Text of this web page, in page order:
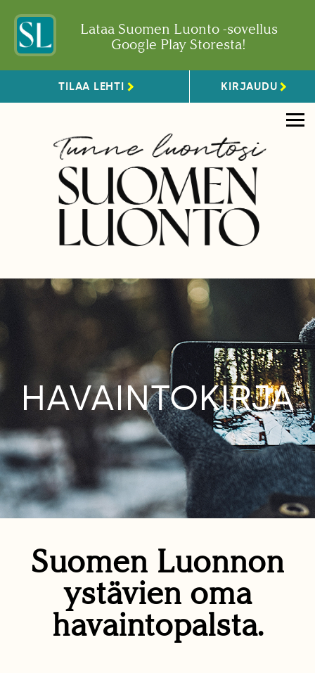
Lataa Suomen Luonto -sovellus
Google Play Storesta!
TILAA LEHTI KIRJAUDU
HAVAINTOKIRJA
Suomen Luonnon
ystävien oma
havaintopalsta.